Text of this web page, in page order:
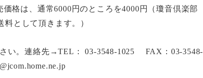
価格は、通常6000円のところを4000円（瓊音倶楽部
料として頂きます。）
さい。連絡先→TEL ： 03-3548-1025 FAX ： 03-3548-